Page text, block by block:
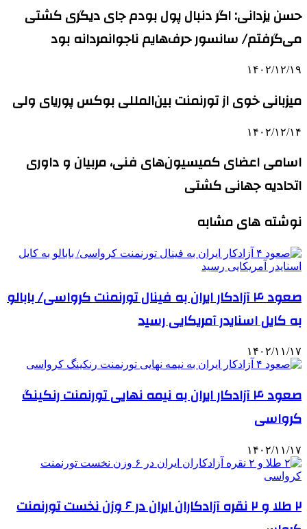
حسن یزدانی: اگر دنبال پول بودم جای دیگری کشتی
می‌گرفتم/ سانسور حرف‌هایم ناجوانمردانه بود
۱۴۰۲/۱۲/۱۹
میزبانی خوی از تورنمنت بین‌المللی بوکس پوریای ولی
۱۴۰۲/۱۲/۱۴
اسامی اعضای کمیسیون‌های فنی، مربیان و داوری
اتحادیه جهانی کشتی
نوشته های مشابه
صعود ۴ آزادکار ایران به فینال تورنمنت کرواسی/ بابالو
به کایل اسنایدر آمریکایی رسید
۱۴۰۲/۱۱/۱۷
صعود ۴ آزادکار ایران به نیمه نهایی تورنمنت رنکینگ
کرواسی
۱۴۰۲/۱۱/۱۷
۲ طلا و ۲ نقره آزادکاران ایران در ۶ وزن نخست تورنمنت